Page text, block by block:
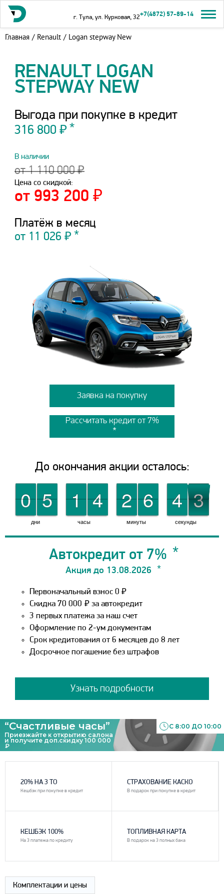
г. Тула, ул. Курковая, 32+7(4872) 57-89-14
Главная / Renault / Logan stepway New
RENAULT LOGAN
STEPWAY NEW
Выгода при покупке в кредит
316 800 ₽
В наличии
от 1 110 000 ₽
Цена со скидкой:
от 993 200 ₽
Платёж в месяц
от 11 026 ₽
Заявка на покупку
Рассчитать кредит от 7%
Автокредит от 7%
Акция до 13.08.2026
Первоначальный взнос 0 ₽
Скидка 70 000 ₽ за автокредит
3 первых платежа за наш счет
Оформление по 2-ум документам
Срок кредитования от 6 месяцев до 8 лет
Досрочное погашение без штрафов
Узнать подробности
До окончания акции осталось:
дни
9
9
0
0 0
0
5
5
часы
0
0
1
1 0
0
4
4
минуты
0
0
2
2 0
0
6
6
секунды
1
1
4
4 3
2
2
“Счастливые часы”
Приезжайте к открытию салона
и получите доп.скидку 100 000
₽
С 8:00 ДО 10:00
20% НА 3 ТО
Кешбэк при покупке в кредит
СТРАХОВАНИЕ КАСКО
В подарок при покупке в кредит
КЕШБЭК 100%
На 3 платежа по кредиту
ТОПЛИВНАЯ КАРТА
В подарок на 3 полных бака
Комплектации и цены